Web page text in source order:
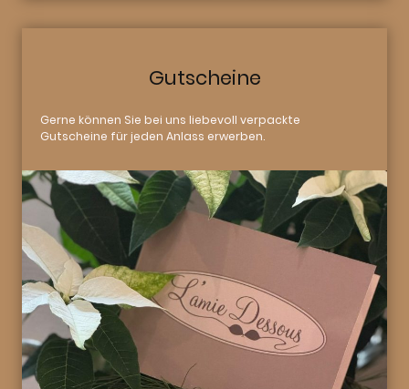
Gutscheine
Gerne können Sie bei uns liebevoll verpackte
Gutscheine für jeden Anlass erwerben.